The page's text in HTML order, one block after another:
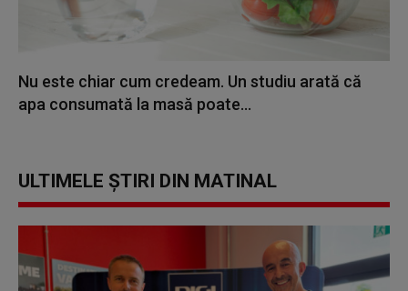
Nu este chiar cum credeam. Un studiu arată că
apa consumată la masă poate...
ULTIMELE ȘTIRI DIN MATINAL